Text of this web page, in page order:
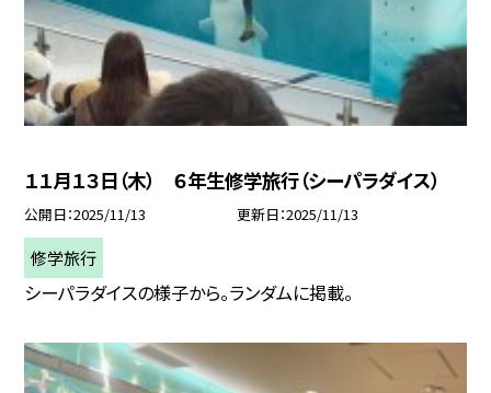
１１月１３日（木） ６年生修学旅行（シーパラダイス）
公開日 2025/11/13 更新日 2025/11/13
修学旅行
シーパラダイスの様子から。ランダムに掲載。